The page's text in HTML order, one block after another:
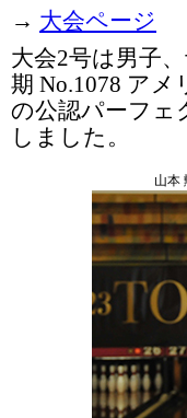
→ 大会ページ
大会2号は男子
期 No.1078 ア
の公認パーフェ
しました。
山本